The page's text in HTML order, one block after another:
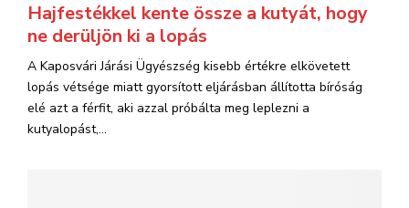
Hajfestékkel kente össze a kutyát, hogy
ne derüljön ki a lopás
A Kaposvári Járási Ügyészség kisebb értékre elkövetett
lopás vétsége miatt gyorsított eljárásban állította bíróság
elé azt a férfit, aki azzal próbálta meg leplezni a
kutyalopást,...